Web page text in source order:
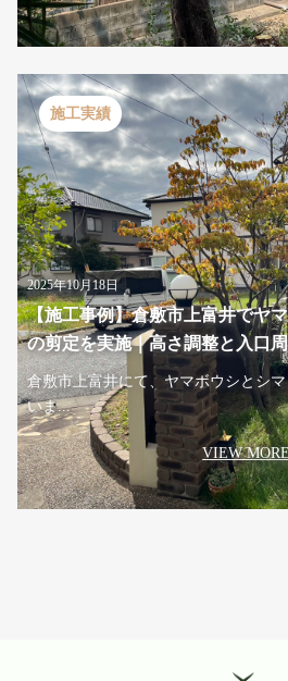
施工実績
2025年10月18日
【施工事例】倉敷市上富井でヤ
の剪定を実施｜高さ調整と入口
倉敷市上富井にて、ヤマボウシとシ
いま...
VIEW